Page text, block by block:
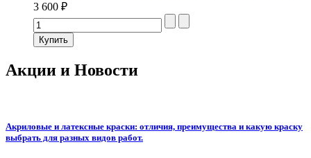
3 600 ₽
Акции и Новости
Акриловые и латексные краски: отличия, преимущества и какую краску
выбрать для разных видов работ.